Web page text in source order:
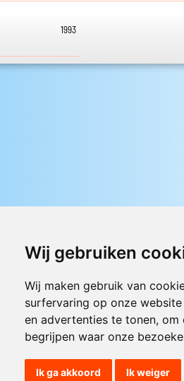
Wij gebruiken
Wij maken gebruik van
surfervaring op onze
en advertenties te tonen,
begrijpen waar onze
Ik ga akkoord Ik weiger
1993
► Livestream informatie
► Muziek opzoeken
► Vlaamse 100 Aller tijden
► De 50 beste van...
► Adverteren op Jouwradio
of